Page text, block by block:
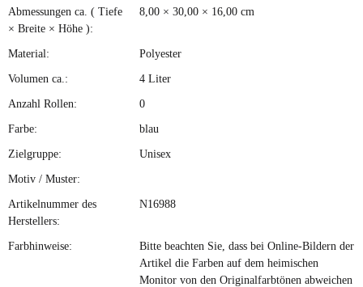
Abmessungen ca. ( Tiefe
× Breite × Höhe ):
8,00 × 30,00 × 16,00 cm
Material: Polyester
Volumen ca.: 4 Liter
Anzahl Rollen: 0
Farbe: blau
Zielgruppe: Unisex
Motiv / Muster:
Artikelnummer des
Herstellers:
N16988
Farbhinweise:
Bitte beachten Sie, dass bei Online-Bildern der
Artikel die Farben auf dem heimischen
Monitor von den Originalfarbtönen abweichen